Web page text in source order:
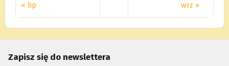
« lip wrz »
Zapisz się do newslettera